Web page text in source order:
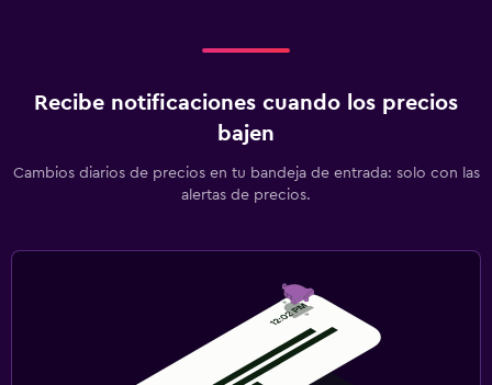
Recibe notificaciones cuando los precios
bajen
Cambios diarios de precios en tu bandeja de entrada: solo con las
alertas de precios.